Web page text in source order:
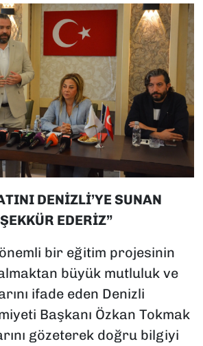
DENİZLİ’YE SUNAN
EDERİZ”
bir eğitim projesinin
büyük mutluluk ve
ifade eden Denizli
Başkanı Özkan Tokmak
gözeterek doğru bilgiyi